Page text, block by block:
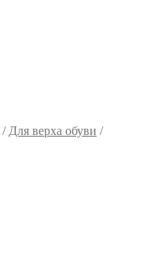
/ Для верха обуви /